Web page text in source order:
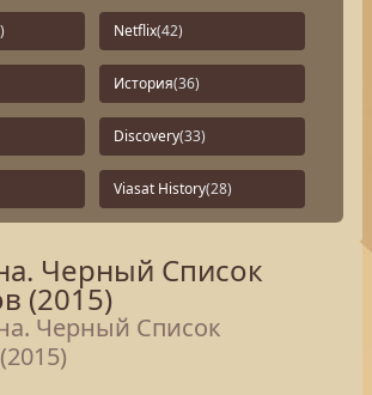
Netflix(42)
История(36)
Discovery(33)
Viasat History(28)
Черный Список
(2015)
Черный Список